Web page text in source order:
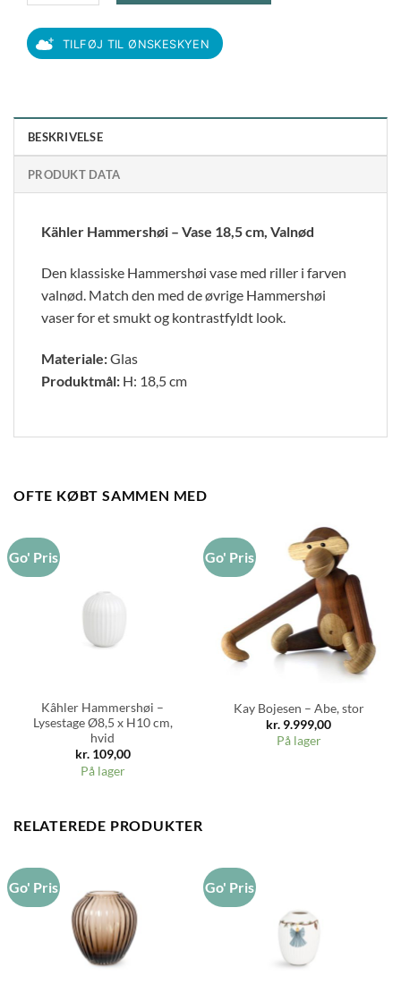
TILFØJ TIL ØNSKESKYEN
BESKRIVELSE
PRODUKT DATA
Kähler Hammershøi – Vase 18,5 cm, Valnød
Den klassiske Hammershøi vase med riller i farven
valnød. Match den med de øvrige Hammershøi
vaser for et smukt og kontrastfyldt look.
Materiale:Glas
Produktmål: H: 18,5 cm
OFTE KØBT SAMMEN MED
Go' Pris
Kâhler Hammershøi –
Lysestage Ø8,5 x H10 cm,
hvid
kr.109,00
På lager
Go' Pris
Kay Bojesen – Abe, stor
kr. 9.999,00
På lager
RELATEREDE PRODUKTER
Go' Pris Go' Pris